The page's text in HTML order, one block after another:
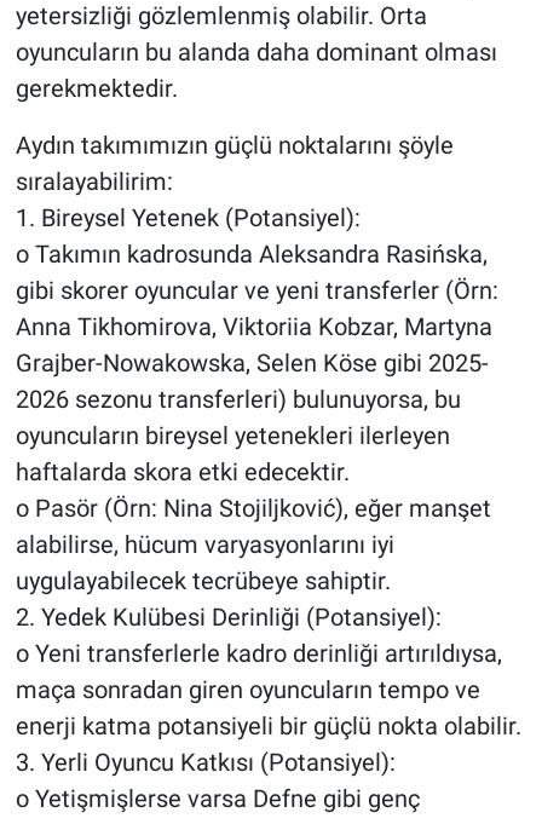
yetersizliği gözlemlenmiş olabilir. Orta
oyuncuların bu alanda daha dominant olması
gerekmektedir.
Aydın takımımızın güçlü noktalarını şöyle
sıralayabilirim:
1. Bireysel Yetenek (Potansiyel):
o Takımın kadrosunda Aleksandra Rasińska,
gibi skorer oyuncular ve yeni transferler (Örn:
Anna Tikhomirova, Viktoriia Kobzar, Martyna
Grajber-Nowakowska, Selen Köse gibi 2025-
2026 sezonu transferleri) bulunuyorsa, bu
oyuncuların bireysel yetenekleri ilerleyen
haftalarda skora etki edecektir.
o Pasör (Örn: Nina Stojiljković), eğer manşet
alabilirse, hücum varyasyonlarını iyi
uygulayabilecek tecrübeye sahiptir.
2. Yedek Kulübesi Derinliği (Potansiyel):
o Yeni transferlerle kadro derinliği artırıldıysa,
maça sonradan giren oyuncuların tempo ve
enerji katma potansiyeli bir güçlü nokta olabilir.
3. Yerli Oyuncu Katkısı (Potansiyel):
o Yetişmişlerse varsa Defne gibi genç